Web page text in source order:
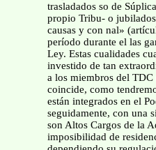
trasladados so de
propio Tribu- o
causas y con nal»
período durante el las
Ley. Estas cualidades
investido de tan
a los miembros del TDC
coincide, como
están integrados en el
seguidamente, con una
son Altos Cargos de la
imposibilidad de